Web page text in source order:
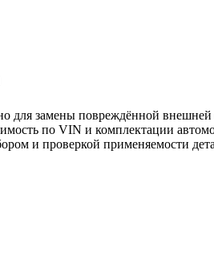
для замены повреждённой
по VIN и комплектации
и проверкой применяемости